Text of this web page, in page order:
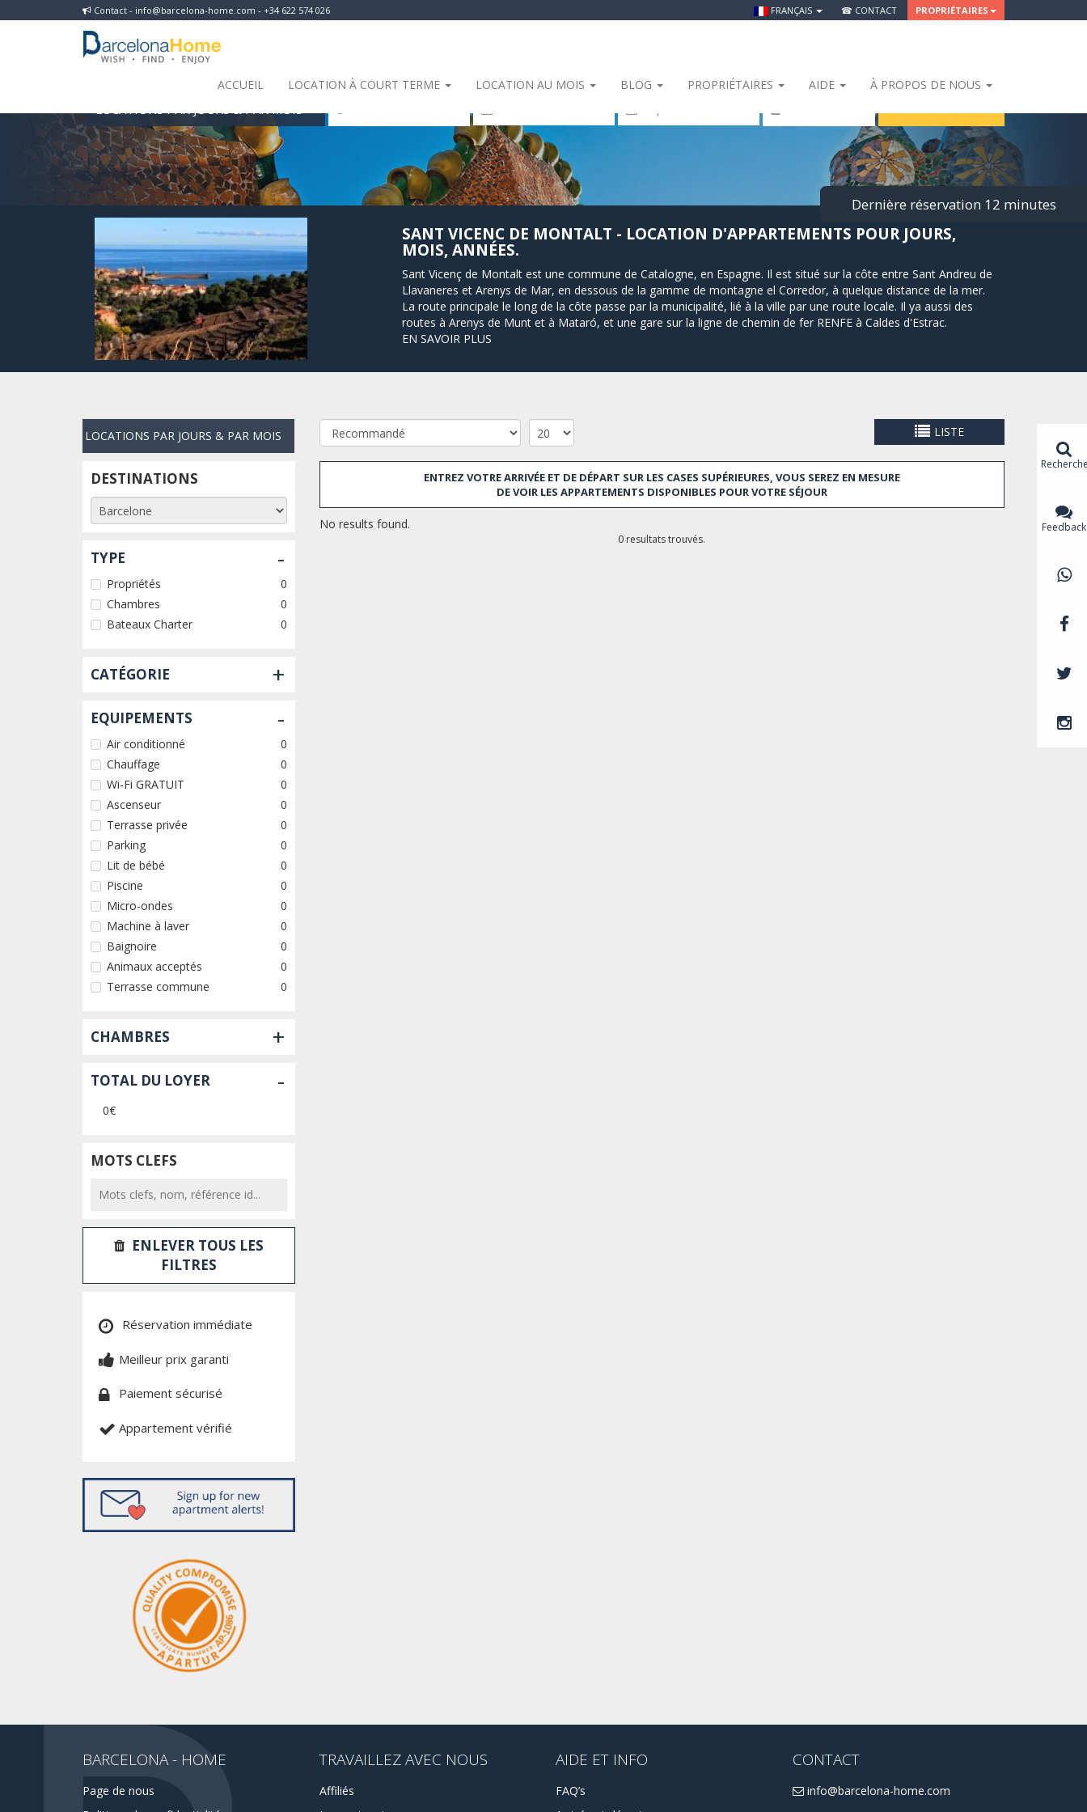
Contact - info@barcelona-home.com - +34 622 574 026 FRANÇAIS ☎ CONTACT PROPRIÉTAIRES
ACCUEIL LOCATION À COURT TERME LOCATION AU MOIS BLOG PROPRIÉTAIRES AIDE À PROPOS DE NOUS
SANT VICENC DE MONTALT - LOCATION D'APPARTEMENTS POUR JOURS,
MOIS, ANNÉES.
Sant Vicenç de Montalt est une commune de Catalogne, en Espagne. Il est situé sur la côte entre Sant Andreu de
Llavaneres et Arenys de Mar, en dessous de la gamme de montagne el Corredor, à quelque distance de la mer.
La route principale le long de la côte passe par la municipalité, lié à la ville par une route locale. Il ya aussi des
routes à Arenys de Munt et à Mataró, et une gare sur la ligne de chemin de fer RENFE à Caldes d'Estrac.
EN SAVOIR PLUS
LOCATIONS PAR JOURS & PAR MOIS
DESTINATIONS
TYPE -
Propriétés
0
Chambres
0
Bateaux Charter
0
CATÉGORIE +
EQUIPEMENTS -
Air conditionné
0
Chauffage
0
Wi-Fi GRATUIT
0
Ascenseur
0
Terrasse privée
0
Parking
0
Lit de bébé
0
Piscine
0
Micro-ondes
0
Machine à laver
0
Baignoire
0
Animaux acceptés
0
Terrasse commune
0
CHAMBRES +
TOTAL DU LOYER -
0€
MOTS CLEFS
ENLEVER TOUS LES
FILTRES
Réservation immédiate
Meilleur prix garanti
Paiement sécurisé
Appartement vérifié
LISTE
ENTREZ VOTRE ARRIVÉE ET DE DÉPART SUR LES CASES SUPÉRIEURES, VOUS SEREZ EN MESURE
DE VOIR LES APPARTEMENTS DISPONIBLES POUR VOTRE SÉJOUR
No results found.
0 resultats trouvés.
Dernière réservation 12 minutes
BARCELONA - HOME
Page de nous
TRAVAILLEZ AVEC NOUS
Affiliés
AIDE ET INFO
FAQ’s
CONTACT
info@barcelona-home.com
Feedback